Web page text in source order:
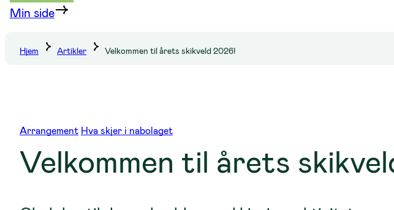
Min side
Hjem Artikler Velkommen til årets skikveld 2026!
Arrangement Hva skjer i nabolaget
Velkommen til årets